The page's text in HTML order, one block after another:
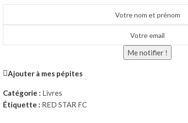
Me notifier !
Ajouter à mes pépites
Catégorie : Livres
Étiquette : RED STAR FC